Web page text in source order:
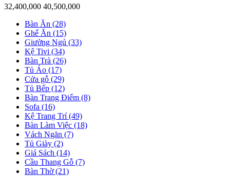
32,400,000 40,500,000
Bàn Ăn (28)
Ghế Ăn (15)
Giường Ngủ (33)
Kệ Tivi (34)
Bàn Trà (26)
Tủ Áo (17)
Cửa gỗ (29)
Tủ Bếp (12)
Bàn Trang Điểm (8)
Sofa (16)
Kệ Trang Trí (49)
Bàn Làm Việc (18)
Vách Ngăn (7)
Tủ Giày (2)
Giá Sách (14)
Cầu Thang Gỗ (7)
Bàn Thờ (21)